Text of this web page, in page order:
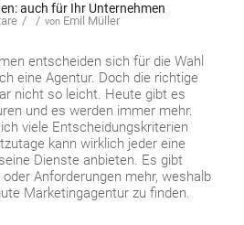
auch für Ihr Unternehmen
/ / von Emil Müller
entscheiden sich für die Wahl
eine Agentur. Doch die richtige
nicht so leicht. Heute gibt es
und es werden immer mehr.
viele Entscheidungskriterien
kann wirklich jeder eine
Dienste anbieten. Es gibt
Anforderungen mehr, weshalb
Marketingagentur zu finden.